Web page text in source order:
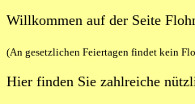
Willkommen auf der Seite
(An gesetzlichen Feiertagen findet kein
Hier finden Sie zahlreiche